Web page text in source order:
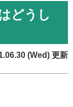
どうし
(Wed) 更新